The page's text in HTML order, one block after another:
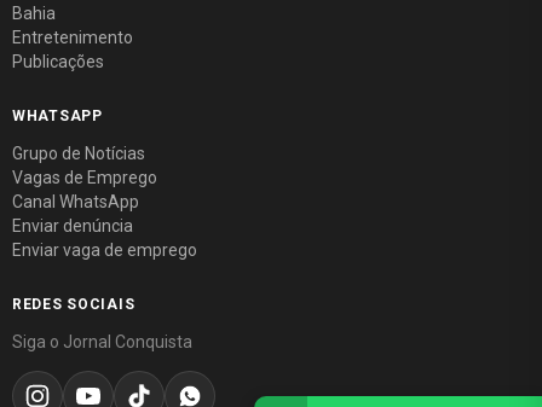
Bahia
Entretenimento
Publicações
WHATSAPP
Grupo de Notícias
Vagas de Emprego
Canal WhatsApp
Enviar denúncia
Enviar vaga de emprego
REDES SOCIAIS
Siga o Jornal Conquista